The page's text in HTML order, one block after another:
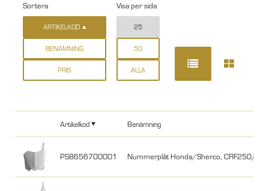
Sortera
ARTIKELKOD
BENÄMNING
PRIS
Visa per sida
25
50
ALLA
Artikelkod Benämning
PS8656700001 Nummerplåt Honda/Sherco, CRF250/